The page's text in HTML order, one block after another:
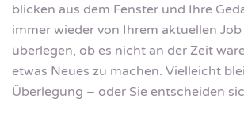
blicken aus dem Fenster und Ihre
immer wieder von Ihrem aktuellen Job
überlegen, ob es nicht an der Zeit
etwas Neues zu machen. Vielleicht
Überlegung – oder Sie entscheiden